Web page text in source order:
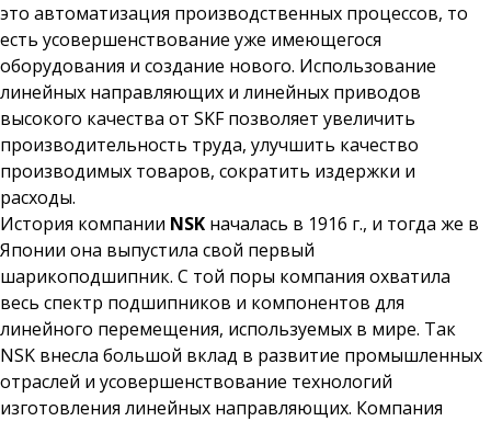
это автоматизация производственных процессов, то
есть усовершенствование уже имеющегося
оборудования и создание нового. Использование
линейных направляющих и линейных приводов
высокого качества от SKF позволяет увеличить
производительность труда, улучшить качество
производимых товаров, сократить издержки и
расходы.
История компании NSK началась в 1916 г., и тогда же в
Японии она выпустила свой первый
шарикоподшипник. С той поры компания охватила
весь спектр подшипников и компонентов для
линейного перемещения, используемых в мире. Так
NSK внесла большой вклад в развитие промышленных
отраслей и усовершенствование технологий
изготовления линейных направляющих. Компания